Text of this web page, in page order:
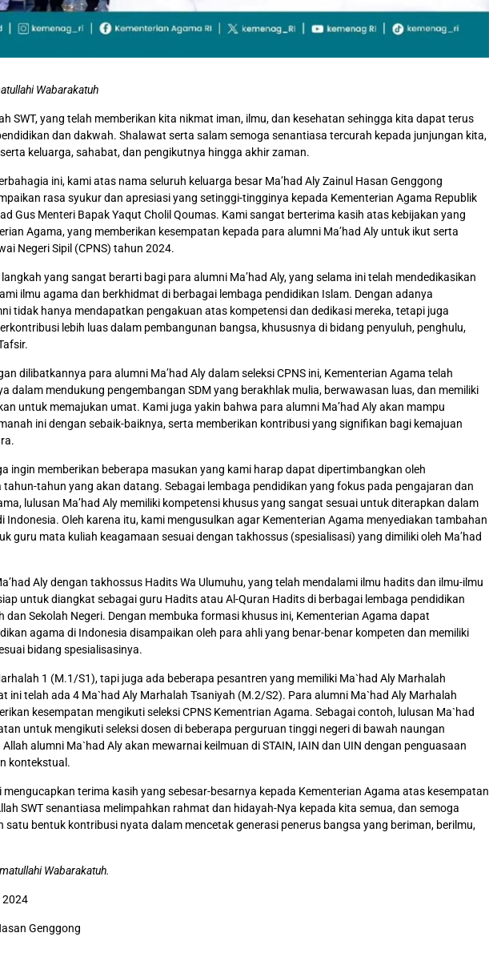
Wabarakatuh
SWT, yang telah memberikan kita nikmat iman, ilmu, dan kesehatan sehingga kita dapat terus
dan dakwah. Shalawat serta salam semoga senantiasa tercurah kepada junjungan kita,
keluarga, sahabat, dan pengikutnya hingga akhir zaman.
ini, kami atas nama seluruh keluarga besar Ma’had Aly Zainul Hasan Genggong
rasa syukur dan apresiasi yang setinggi-tingginya kepada Kementerian Agama Republik
Gus Menteri Bapak Yaqut Cholil Qoumas. Kami sangat berterima kasih atas kebijakan yang
Agama, yang memberikan kesempatan kepada para alumni Ma’had Aly untuk ikut serta
Negeri Sipil (CPNS) tahun 2024.
yang sangat berarti bagi para alumni Ma’had Aly, yang selama ini telah mendedikasikan
ilmu agama dan berkhidmat di berbagai lembaga pendidikan Islam. Dengan adanya
tidak hanya mendapatkan pengakuan atas kompetensi dan dedikasi mereka, tetapi juga
lebih luas dalam pembangunan bangsa, khususnya di bidang penyuluh, penghulu,
dilibatkannya para alumni Ma’had Aly dalam seleksi CPNS ini, Kementerian Agama telah
dalam mendukung pengembangan SDM yang berakhlak mulia, berwawasan luas, dan memiliki
untuk memajukan umat. Kami juga yakin bahwa para alumni Ma’had Aly akan mampu
ini dengan sebaik-baiknya, serta memberikan kontribusi yang signifikan bagi kemajuan
ingin memberikan beberapa masukan yang kami harap dapat dipertimbangkan oleh
tahun-tahun yang akan datang. Sebagai lembaga pendidikan yang fokus pada pengajaran dan
lulusan Ma’had Aly memiliki kompetensi khusus yang sangat sesuai untuk diterapkan dalam
Indonesia. Oleh karena itu, kami mengusulkan agar Kementerian Agama menyediakan tambahan
guru mata kuliah keagamaan sesuai dengan takhossus (spesialisasi) yang dimiliki oleh Ma’had
Aly dengan takhossus Hadits Wa Ulumuhu, yang telah mendalami ilmu hadits dan ilmu-ilmu
untuk diangkat sebagai guru Hadits atau Al-Quran Hadits di berbagai lembaga pendidikan
dan Sekolah Negeri. Dengan membuka formasi khusus ini, Kementerian Agama dapat
agama di Indonesia disampaikan oleh para ahli yang benar-benar kompeten dan memiliki
bidang spesialisasinya.
1 (M.1/S1), tapi juga ada beberapa pesantren yang memiliki Ma`had Aly Marhalah
ini telah ada 4 Ma`had Aly Marhalah Tsaniyah (M.2/S2). Para alumni Ma`had Aly Marhalah
kesempatan mengikuti seleksi CPNS Kementrian Agama. Sebagai contoh, lulusan Ma`had
untuk mengikuti seleksi dosen di beberapa perguruan tinggi negeri di bawah naungan
alumni Ma`had Aly akan mewarnai keilmuan di STAIN, IAIN dan UIN dengan penguasaan
kontekstual.
mengucapkan terima kasih yang sebesar-besarnya kepada Kementerian Agama atas kesempatan
SWT senantiasa melimpahkan rahmat dan hidayah-Nya kepada kita semua, dan semoga
satu bentuk kontribusi nyata dalam mencetak generasi penerus bangsa yang beriman, berilmu,
Wabarakatuh.
2024
Genggong